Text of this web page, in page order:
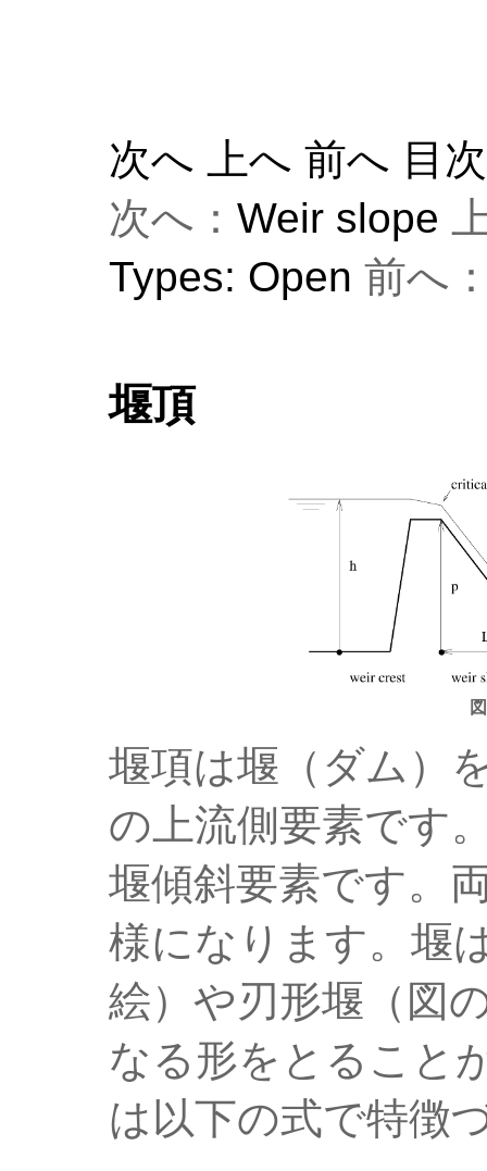
次へ 上へ 前へ 目
次へ： Weir slope
Types: Open 前へ
堰頂
堰項は堰（ダム）
の上流側要素です
堰傾斜要素です。
様になります。堰
絵）や刃形堰（図
なる形をとること
は以下の式で特徴